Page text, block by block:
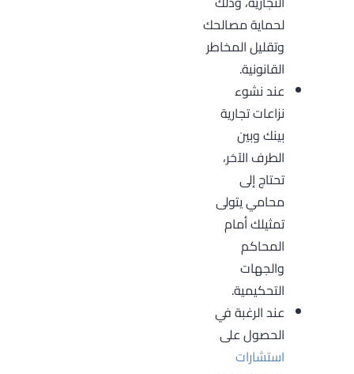
لحماية مصالحك
وتقليل المخاطر
القانونية.
عند نشوء
نزاعات تجارية
بينك وبين
الطرف الآخر،
تحتاج إلى
محامي يتولى
تمثيلك أمام
المحاكم
والجهات
التحكيمية.
عند الرغبة في
الحصول على
استشارات